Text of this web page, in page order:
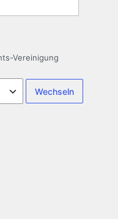
Vereinigung